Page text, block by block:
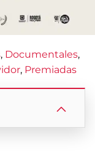
, Documentales
, Premiadas